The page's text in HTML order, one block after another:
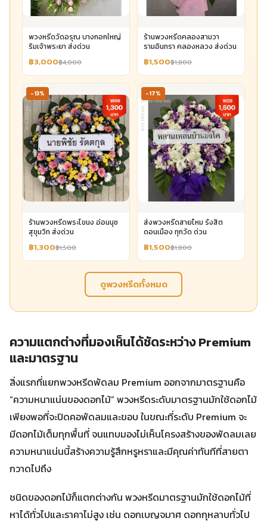
พวงหรีดวัดอรุณ บางกอกใหญ่
ริมเจ้าพระยา ส่งด่วน
฿3,000฿4,000
ร้านพวงหรีดคลองสามวา
รามอินทรา คลองหลวง ส่งด่วน
฿1,500฿1,800
-13%
ร้านพวงหรีดพระโขนง อ่อนนุช
สุขุมวิท ส่งด่วน
฿1,300฿1,500
-17%
ส่งพวงหรีดสายไหม รังสิต
ดอนเมือง ทุกวัด ด่วน
฿1,500฿1,800
ดูพวงหรีดทั้งหมด
ความแตกต่างที่มองเห็นได้ชัดระหว่าง Premium
และมาตรฐาน
สิ่งแรกที่แยกพวงหรีดพัดลม Premium ออกจากมาตรฐานคือ
“ความหนาแน่นของดอกไม้” พวงหรีดระดับมาตรฐานมักใช้ดอกไม้
เพียงพอที่จะปิดคอพัดลมและขอบ ในขณะที่ระดับ Premium จะ
มีดอกไม้เต็มทุกพื้นที่ จนแทบมองไม่เห็นโครงสร้างของพัดลมเลย
ความหนาแน่นนี้สร้างความรู้สึกหรูหราและมีคุณค่าทันทีที่สายตา
กวาดไปถึง
ชนิดของดอกไม้ก็แตกต่างกัน พวงหรีดมาตรฐานมักใช้ดอกไม้ที่
หาได้ทั่วไปและราคาไม่สูง เช่น ดอกเบญจมาศ ดอกกุหลาบทั่วไป